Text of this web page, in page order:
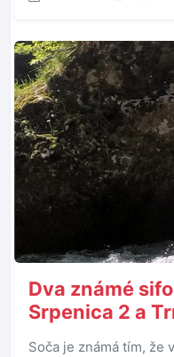
Dva známé
Srpenica 2 a
Soča je známá tím, že